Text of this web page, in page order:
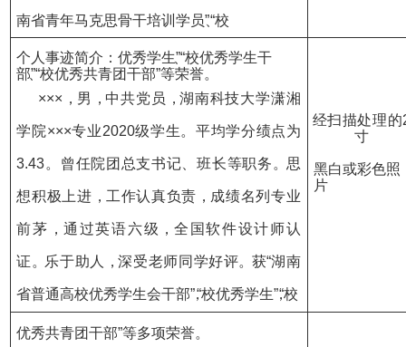
南省青年马克思骨干培训学员、“校
个人事迹简介：优秀学生”、“校优秀学生干
部”、“校优秀共青团干部”等荣誉。
××× ， 男 ， 中共党员 ，湖南科技大学潇湘
学院×××专业2020级学生。平均学分绩点为
3.43。曾任院团总支书记、班长等职务 。 思
想积极上进 ， 工作认真负责 ， 成绩名列专业
前茅 ， 通 过英语六级 ， 全国软件设计师认
证 。 乐于助人 ，深受老师同学好评。获“湖南
省普通高校优秀学生会干部，“校优秀学生，“校
经扫描处理的
寸
黑白或彩色照
片
优秀共青团干部”等多项荣誉。